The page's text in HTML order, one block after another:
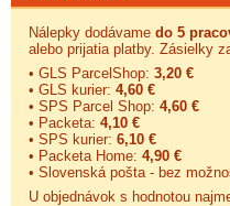
Nálepky dodávame do 5
alebo prijatia platby. Zásielky
• GLS ParcelShop: 3,20 €
• GLS kurier: 4,60 €
• SPS Parcel Shop: 4,60 €
• Packeta: 4,10 €
• SPS kurier: 6,10 €
• Packeta Home: 4,90 €
• Slovenská pošta - bez
U objednávok s hodnotou